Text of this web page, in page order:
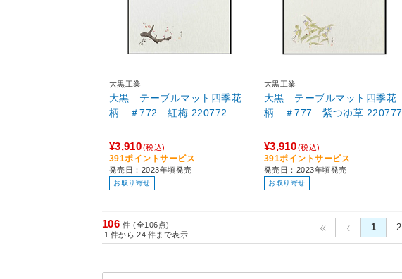
大黒工業
大黒 テーブルマット四季花
柄 ＃772 紅梅 220772
¥3,910(税込)
391ポイントサービス
発売日：2023年頃発売
お取り寄せ
大黒工業
大黒 テーブルマット四季花
柄 ＃777 紫つゆ草 220777
¥3,910(税込)
391ポイントサービス
発売日：2023年頃発売
お取り寄せ
106 件 (全106点)
1 件から 24 件まで表示
1 2